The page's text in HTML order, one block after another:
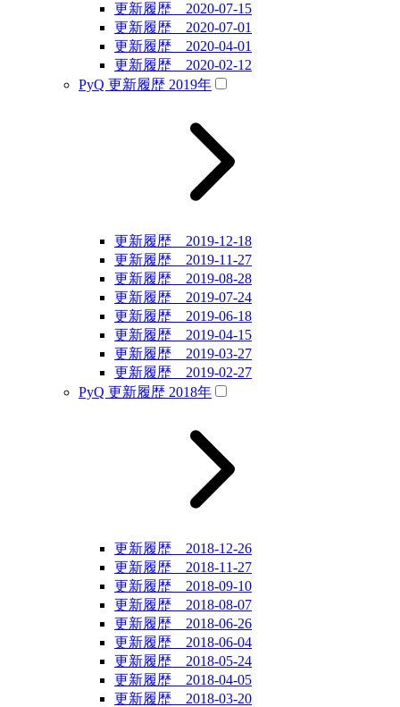
更新履歴 2020-07-15
更新履歴 2020-07-01
更新履歴 2020-04-01
更新履歴 2020-02-12
PyQ 更新履歴 2019年
更新履歴 2019-12-18
更新履歴 2019-11-27
更新履歴 2019-08-28
更新履歴 2019-07-24
更新履歴 2019-06-18
更新履歴 2019-04-15
更新履歴 2019-03-27
更新履歴 2019-02-27
PyQ 更新履歴 2018年
更新履歴 2018-12-26
更新履歴 2018-11-27
更新履歴 2018-09-10
更新履歴 2018-08-07
更新履歴 2018-06-26
更新履歴 2018-06-04
更新履歴 2018-05-24
更新履歴 2018-04-05
更新履歴 2018-03-20